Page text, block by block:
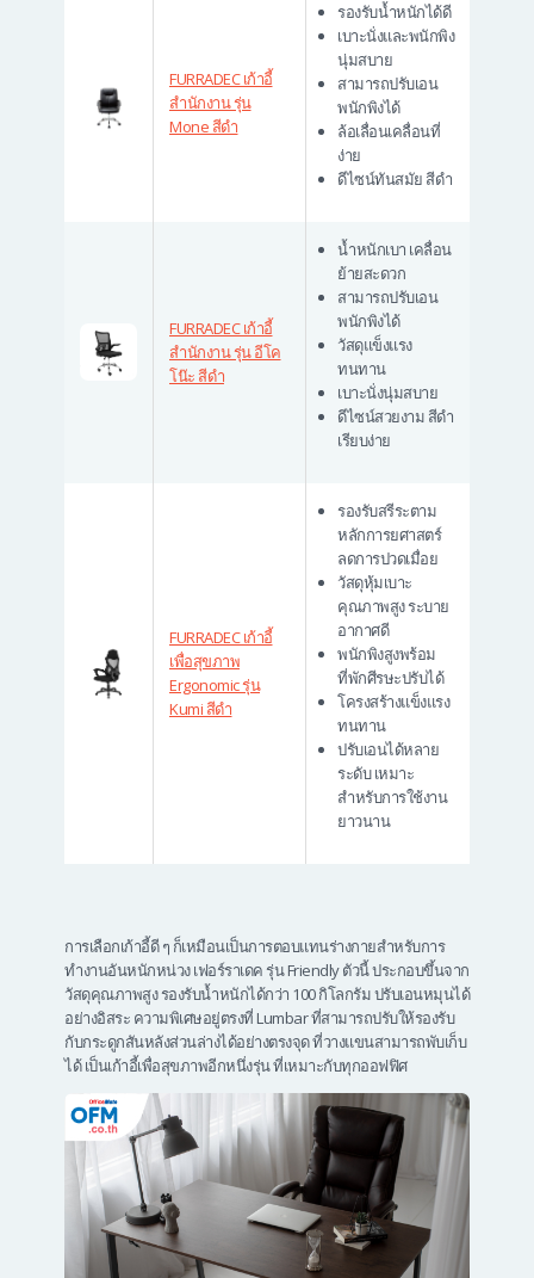
FURRADEC เก้าอี้
สำนักงาน รุ่น
Mone สีดำ
รองรับน้ำหนักได้ดี
เบาะนั่งและพนักพิง
นุ่มสบาย
สามารถปรับเอน
พนักพิงได้
ล้อเลื่อนเคลื่อนที่
ง่าย
ดีไซน์ทันสมัย สีดำ
FURRADEC เก้าอี้
สำนักงาน รุ่น อีโค
โน๊ะ สีดำ
น้ำหนักเบา เคลื่อน
ย้ายสะดวก
สามารถปรับเอน
พนักพิงได้
วัสดุแข็งแรง
ทนทาน
เบาะนั่งนุ่มสบาย
ดีไซน์สวยงาม สีดำ
เรียบง่าย
FURRADEC เก้าอี้
เพื่อสุขภาพ
Ergonomic รุ่น
Kumi สีดำ
รองรับสรีระตาม
หลักการยศาสตร์
ลดการปวดเมื่อย
วัสดุหุ้มเบาะ
คุณภาพสูง ระบาย
อากาศดี
พนักพิงสูงพร้อม
ที่พักศีรษะปรับได้
โครงสร้างแข็งแรง
ทนทาน
ปรับเอนได้หลาย
ระดับ เหมาะ
สำหรับการใช้งาน
ยาวนาน
การเลือกเก้าอี้ดี ๆ ก็เหมือนเป็นการตอบแทนร่างกายสำหรับการ
ทำงานอันหนักหน่วง เฟอร์ราเดค รุ่น Friendly ตัวนี้ ประกอบขึ้นจาก
วัสดุคุณภาพสูง รองรับน้ำหนักได้กว่า 100 กิโลกรัม ปรับเอนหมุนได้
อย่างอิสระ ความพิเศษอยู่ตรงที่ Lumbar ที่สามารถปรับให้รองรับ
กับกระดูกสันหลังส่วนล่างได้อย่างตรงจุด ที่วางแขนสามารถพับเก็บ
ได้ เป็นเก้าอี้เพื่อสุขภาพอีกหนึ่งรุ่น ที่เหมาะกับทุกออฟฟิศ